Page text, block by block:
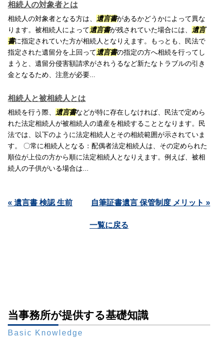
相続人の対象者とは
相続人の対象者となる方は、 遺言書があるかどうかによって異な
ります。被相続人によって遺言書が残されていた場合には、 遺言
書に指定されていた方が相続人となりえます。もっとも、民法で
指定された遺留分を上回って遺言書の指定の方へ相続を行ってし
まうと、遺留分侵害額請求がされうるなど新たなトラブルの引き
金となるため、注意が必要...
相続人と被相続人とは
相続を行う際、 遺言書などが特に存在しなければ、民法で定めら
れた法定相続人が被相続人の遺産を相続することとなります。民
法では、以下のように法定相続人とその相続範囲が示されていま
す。 〇常に相続人となる：配偶者法定相続人は、その定められた
順位が上位の方から順に法定相続人となりえます。例えば、被相
続人の子供がいる場合は...
« 遺言書 検認 生前 自筆証書遺言 保管制度 メリット »
一覧に戻る
当事務所が提供する基礎知識
Basic Knowledge